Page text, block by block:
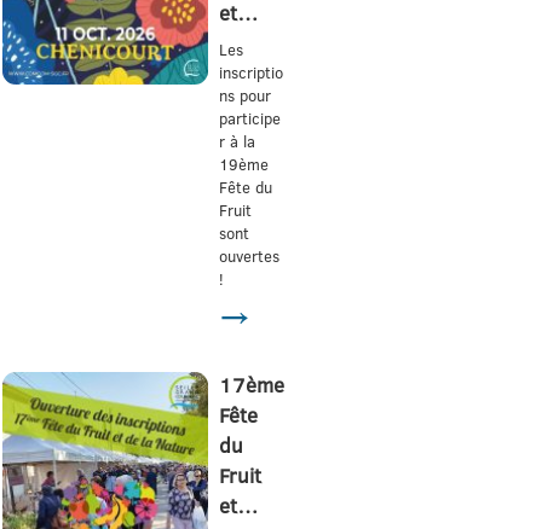
et…
Les
inscriptio
ns pour
participe
r à la
19ème
Fête du
Fruit
sont
ouvertes
!
→
17ème
Fête
du
Fruit
et…